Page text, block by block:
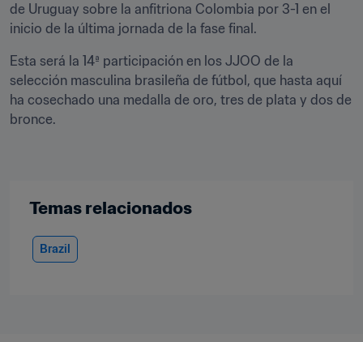
de Uruguay sobre la anfitriona Colombia por 3-1 en el
inicio de la última jornada de la fase final.
Esta será la 14ª participación en los JJOO de la
selección masculina brasileña de fútbol, que hasta aquí
ha cosechado una medalla de oro, tres de plata y dos de
bronce.
Temas relacionados
Brazil